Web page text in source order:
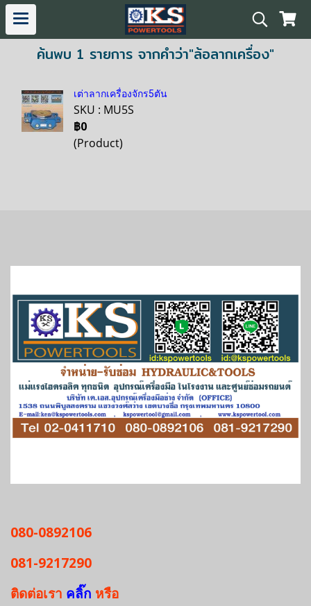
ค้นพบ 1 รายการ จากคำว่า"ล้อลากเครื่อง"
เต่าลากเครื่องจักร5ตัน
SKU : MU5S
฿0
(Product)
080-0892106
081-9217290
ติดต่อเรา คลิ๊ก หรือ